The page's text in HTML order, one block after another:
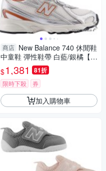
商店 New Balance 740 休閒鞋
中童鞋 彈性鞋帶 白藍/銀橘【運
動世界】P7406V1-W/P74032
G-W
$1,381 81折
限時下殺 券
加入購物車